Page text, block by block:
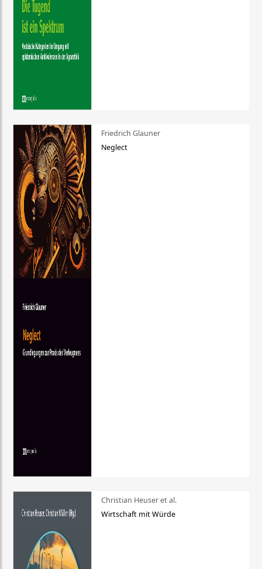
Friedrich Glauner
Neglect
Christian Heuser et al.
Wirtschaft mit Würde